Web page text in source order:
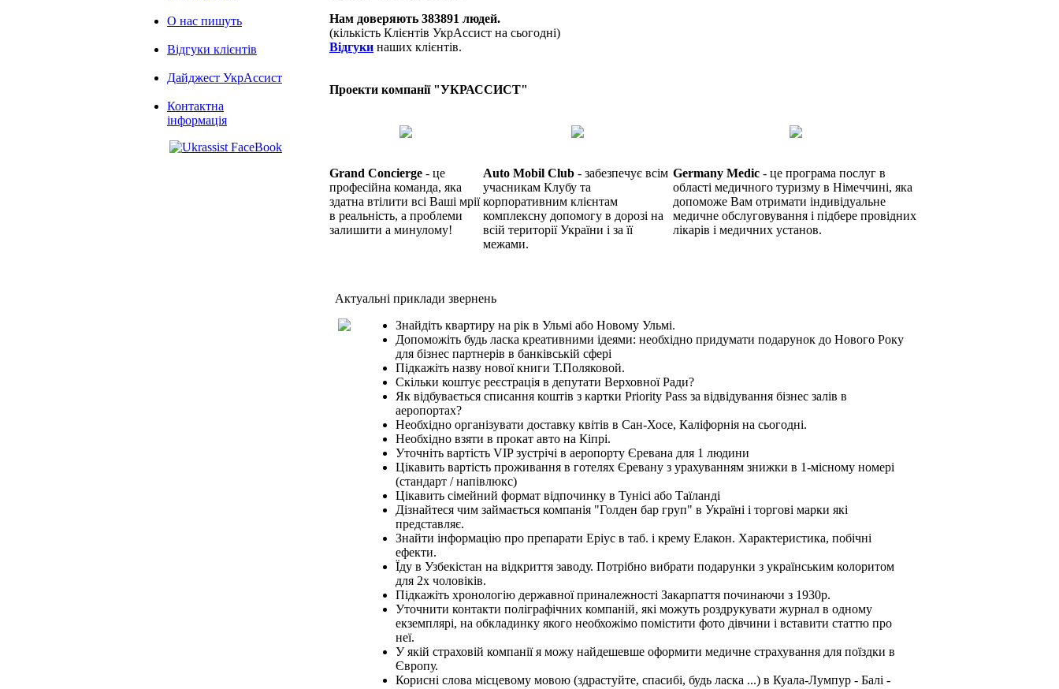
О нас пишуть
Відгуки клієнтів
Дайджест УкрАссист
Контактна
інформація
Нам доверяють 383891 людей.
(кількість Клієнтів УкрАссист на сьогодні)
Відгуки наших клієнтів.
Проекти компанії "УКРАССИСТ"
Grand Concierge - це
професійна команда, яка
здатна втілити всі Ваші мрії
в реальність, а проблеми
залишити а минулому!
Auto Mobil Club - забезпечує всім
учасникам Клубу та
корпоративним клієнтам
комплексну допомогу в дорозі на
всій території України і за її
межами.
Germany Medic - це програма послуг в
області медичного туризму в Німеччині, яка
допоможе Вам отримати індивідуальне
медичне обслуговування і підбере провідних
лікарів і медичних установ.
Актуальні приклади звернень
Знайдіть квартиру на рік в Ульмі або Новому Ульмі.
Допоможіть будь ласка креативними ідеями: необхідно придумати подарунок до Нового Року
для бізнес партнерів в банківській сфері
Підкажіть назву нової книги Т.Поляковой.
Скільки коштує реєстрація в депутати Верховної Ради?
Як відбувається списання коштів з картки Priority Pass за відвідування бізнес залів в
аеропортах?
Необхідно організувати доставку квітів в Сан-Хосе, Каліфорнія на сьогодні.
Необхідно взяти в прокат авто на Кіпрі.
Уточніть вартість VIP зустрічі в аеропорту Єревана для 1 людини
Цікавить вартість проживання в готелях Єревану з урахуванням знижки в 1-місному номері
(стандарт / напівлюкс)
Цікавить сімейний формат відпочинку в Тунісі або Таїланді
Дізнайтеся чим займається компанія "Голден бар груп" в Україні і торгові марки які
представляє.
Знайти інформацію про препарати Еріус в таб. і крему Елакон. Характеристика, побічні
ефекти.
Їду в Узбекістан на відкриття заводу. Потрібно вибрати подарунки з українським колоритом
для 2х чоловіків.
Підкажіть хронологію державної приналежності Закарпаття починаючи з 1930р.
Уточнити контакти поліграфічних компаній, які можуть роздрукувати журнал в одному
екземплярі, на обкладинку якого необхожімо помістити фото дівчини і вставити статтю про
неї.
У якій страховій компанії я можу найдешевше оформити медичне страхування для поїздки в
Європу.
Корисні слова місцевому мовою (здрастуйте, спасибі, будь ласка ...) в Куала-Лумпур - Балі -